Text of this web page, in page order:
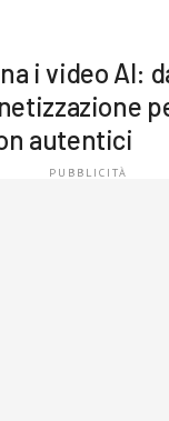
i video AI:
autentici